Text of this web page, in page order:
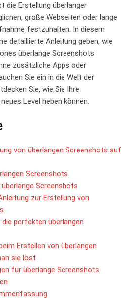
‍die Erstellung überlanger
große Webseiten oder lange
festzuhalten. In diesem
‌detaillierte ​Anleitung ⁢geben,‍ wie
‌überlange Screenshots
zusätzliche Apps oder
Sie ein in die Welt der
Sie, wie Sie Ihre
Level heben können.
von überlangen Screenshots auf
Screenshots
Screenshots
zur Erstellung ‌von
perfekten überlangen
Erstellen von überlangen
sie ⁢löst
für überlange Screenshots